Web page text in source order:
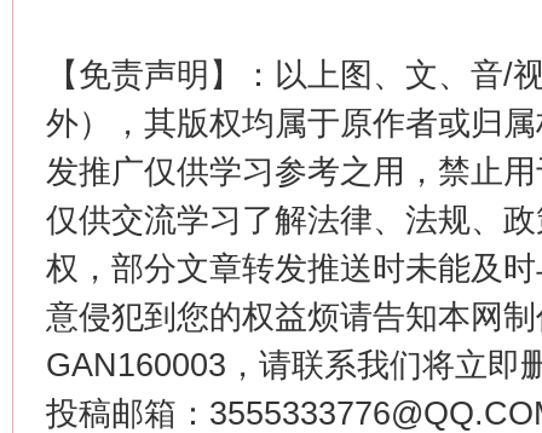
【免责声明】：以上图、文、音/
外），其版权均属于原作者或归
发推广仅供学习参考之用，禁止
仅供交流学习了解法律、法规、
权，部分文章转发推送时未能及
意侵犯到您的权益烦请告知本网
GAN160003，请联系我们将立即
投稿邮箱：
在谋一域中谋全局
今